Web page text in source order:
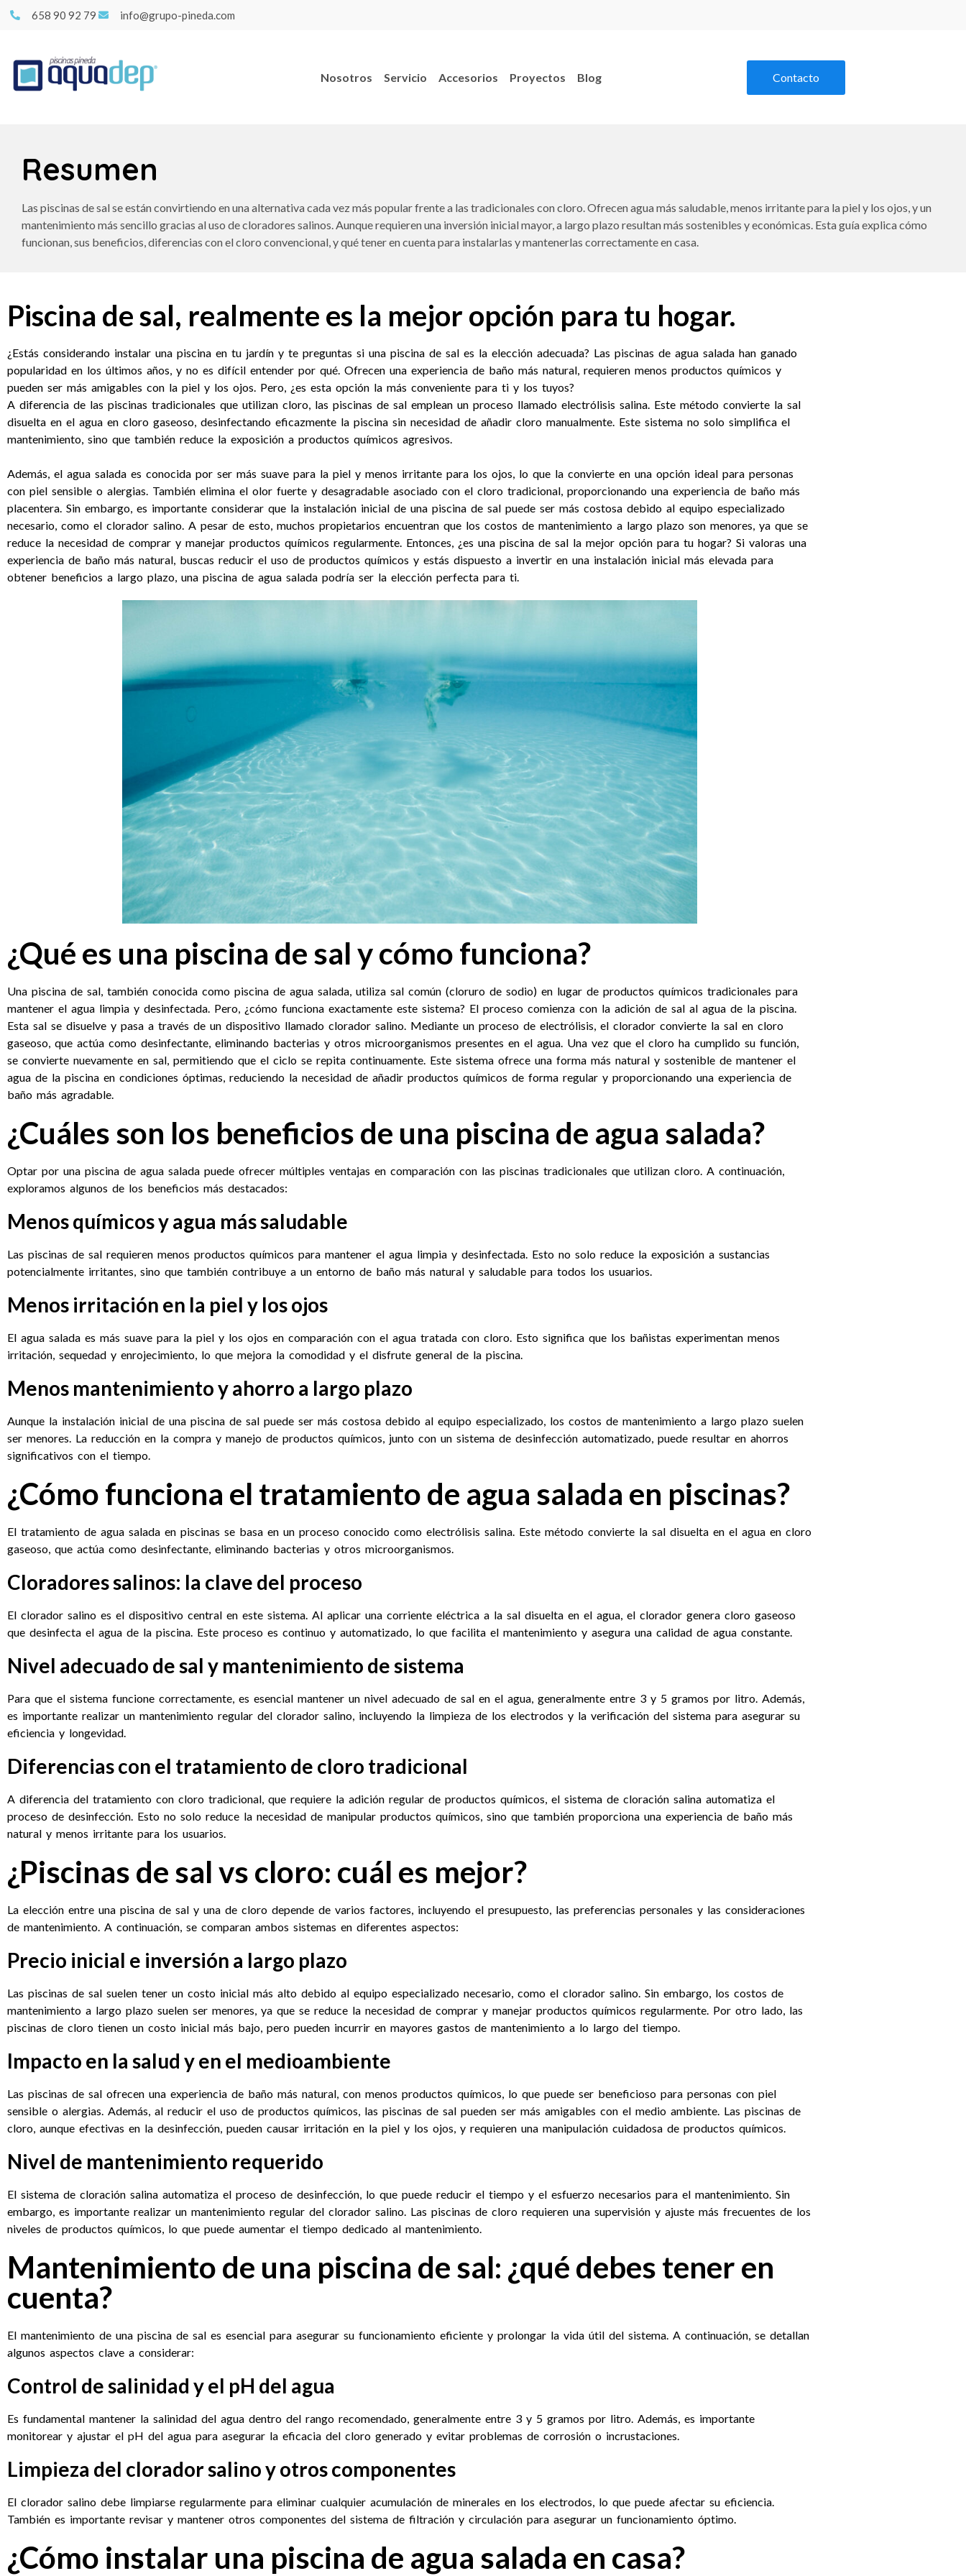
658 90 92 79 info@grupo-pineda.com
Nosotros Servicio Accesorios Proyectos Blog Contacto
Resumen
Las piscinas de sal se están convirtiendo en una alternativa cada vez más popular frente a las tradicionales con cloro. Ofrecen agua más saludable, menos irritante para la piel y los ojos, y un
mantenimiento más sencillo gracias al uso de cloradores salinos. Aunque requieren una inversión inicial mayor, a largo plazo resultan más sostenibles y económicas. Esta guía explica cómo
funcionan, sus beneficios, diferencias con el cloro convencional, y qué tener en cuenta para instalarlas y mantenerlas correctamente en casa.
Piscina de sal, realmente es la mejor opción para tu hogar.
¿Estás considerando instalar una piscina en tu jardín y te preguntas si una piscina de sal es la elección adecuada? Las piscinas de agua salada han ganado
popularidad en los últimos años, y no es difícil entender por qué. Ofrecen una experiencia de baño más natural, requieren menos productos químicos y
pueden ser más amigables con la piel y los ojos. Pero, ¿es esta opción la más conveniente para ti y los tuyos?
A diferencia de las piscinas tradicionales que utilizan cloro, las piscinas de sal emplean un proceso llamado electrólisis salina. Este método convierte la sal
disuelta en el agua en cloro gaseoso, desinfectando eficazmente la piscina sin necesidad de añadir cloro manualmente. Este sistema no solo simplifica el
mantenimiento, sino que también reduce la exposición a productos químicos agresivos.
Además, el agua salada es conocida por ser más suave para la piel y menos irritante para los ojos, lo que la convierte en una opción ideal para personas
con piel sensible o alergias. También elimina el olor fuerte y desagradable asociado con el cloro tradicional, proporcionando una experiencia de baño más
placentera. Sin embargo, es importante considerar que la instalación inicial de una piscina de sal puede ser más costosa debido al equipo especializado
necesario, como el clorador salino. A pesar de esto, muchos propietarios encuentran que los costos de mantenimiento a largo plazo son menores, ya que se
reduce la necesidad de comprar y manejar productos químicos regularmente. Entonces, ¿es una piscina de sal la mejor opción para tu hogar? Si valoras una
experiencia de baño más natural, buscas reducir el uso de productos químicos y estás dispuesto a invertir en una instalación inicial más elevada para
obtener beneficios a largo plazo, una piscina de agua salada podría ser la elección perfecta para ti.
¿Qué es una piscina de sal y cómo funciona?
Una piscina de sal, también conocida como piscina de agua salada, utiliza sal común (cloruro de sodio) en lugar de productos químicos tradicionales para
mantener el agua limpia y desinfectada. Pero, ¿cómo funciona exactamente este sistema? El proceso comienza con la adición de sal al agua de la piscina.
Esta sal se disuelve y pasa a través de un dispositivo llamado clorador salino. Mediante un proceso de electrólisis, el clorador convierte la sal en cloro
gaseoso, que actúa como desinfectante, eliminando bacterias y otros microorganismos presentes en el agua. Una vez que el cloro ha cumplido su función,
se convierte nuevamente en sal, permitiendo que el ciclo se repita continuamente. Este sistema ofrece una forma más natural y sostenible de mantener el
agua de la piscina en condiciones óptimas, reduciendo la necesidad de añadir productos químicos de forma regular y proporcionando una experiencia de
baño más agradable.
¿Cuáles son los beneficios de una piscina de agua salada?
Optar por una piscina de agua salada puede ofrecer múltiples ventajas en comparación con las piscinas tradicionales que utilizan cloro. A continuación,
exploramos algunos de los beneficios más destacados:
Menos químicos y agua más saludable
Las piscinas de sal requieren menos productos químicos para mantener el agua limpia y desinfectada. Esto no solo reduce la exposición a sustancias
potencialmente irritantes, sino que también contribuye a un entorno de baño más natural y saludable para todos los usuarios.
Menos irritación en la piel y los ojos
El agua salada es más suave para la piel y los ojos en comparación con el agua tratada con cloro. Esto significa que los bañistas experimentan menos
irritación, sequedad y enrojecimiento, lo que mejora la comodidad y el disfrute general de la piscina.
Menos mantenimiento y ahorro a largo plazo
Aunque la instalación inicial de una piscina de sal puede ser más costosa debido al equipo especializado, los costos de mantenimiento a largo plazo suelen
ser menores. La reducción en la compra y manejo de productos químicos, junto con un sistema de desinfección automatizado, puede resultar en ahorros
significativos con el tiempo.
¿Cómo funciona el tratamiento de agua salada en piscinas?
El tratamiento de agua salada en piscinas se basa en un proceso conocido como electrólisis salina. Este método convierte la sal disuelta en el agua en cloro
gaseoso, que actúa como desinfectante, eliminando bacterias y otros microorganismos.
Cloradores salinos: la clave del proceso
El clorador salino es el dispositivo central en este sistema. Al aplicar una corriente eléctrica a la sal disuelta en el agua, el clorador genera cloro gaseoso
que desinfecta el agua de la piscina. Este proceso es continuo y automatizado, lo que facilita el mantenimiento y asegura una calidad de agua constante.
Nivel adecuado de sal y mantenimiento de sistema
Para que el sistema funcione correctamente, es esencial mantener un nivel adecuado de sal en el agua, generalmente entre 3 y 5 gramos por litro. Además,
es importante realizar un mantenimiento regular del clorador salino, incluyendo la limpieza de los electrodos y la verificación del sistema para asegurar su
eficiencia y longevidad.
Diferencias con el tratamiento de cloro tradicional
A diferencia del tratamiento con cloro tradicional, que requiere la adición regular de productos químicos, el sistema de cloración salina automatiza el
proceso de desinfección. Esto no solo reduce la necesidad de manipular productos químicos, sino que también proporciona una experiencia de baño más
natural y menos irritante para los usuarios.
¿Piscinas de sal vs cloro: cuál es mejor?
La elección entre una piscina de sal y una de cloro depende de varios factores, incluyendo el presupuesto, las preferencias personales y las consideraciones
de mantenimiento. A continuación, se comparan ambos sistemas en diferentes aspectos:
Precio inicial e inversión a largo plazo
Las piscinas de sal suelen tener un costo inicial más alto debido al equipo especializado necesario, como el clorador salino. Sin embargo, los costos de
mantenimiento a largo plazo suelen ser menores, ya que se reduce la necesidad de comprar y manejar productos químicos regularmente. Por otro lado, las
piscinas de cloro tienen un costo inicial más bajo, pero pueden incurrir en mayores gastos de mantenimiento a lo largo del tiempo.
Impacto en la salud y en el medioambiente
Las piscinas de sal ofrecen una experiencia de baño más natural, con menos productos químicos, lo que puede ser beneficioso para personas con piel
sensible o alergias. Además, al reducir el uso de productos químicos, las piscinas de sal pueden ser más amigables con el medio ambiente. Las piscinas de
cloro, aunque efectivas en la desinfección, pueden causar irritación en la piel y los ojos, y requieren una manipulación cuidadosa de productos químicos.
Nivel de mantenimiento requerido
El sistema de cloración salina automatiza el proceso de desinfección, lo que puede reducir el tiempo y el esfuerzo necesarios para el mantenimiento. Sin
embargo, es importante realizar un mantenimiento regular del clorador salino. Las piscinas de cloro requieren una supervisión y ajuste más frecuentes de los
niveles de productos químicos, lo que puede aumentar el tiempo dedicado al mantenimiento.
Mantenimiento de una piscina de sal: ¿qué debes tener en
cuenta?
El mantenimiento de una piscina de sal es esencial para asegurar su funcionamiento eficiente y prolongar la vida útil del sistema. A continuación, se detallan
algunos aspectos clave a considerar:
Control de salinidad y el pH del agua
Es fundamental mantener la salinidad del agua dentro del rango recomendado, generalmente entre 3 y 5 gramos por litro. Además, es importante
monitorear y ajustar el pH del agua para asegurar la eficacia del cloro generado y evitar problemas de corrosión o incrustaciones.
Limpieza del clorador salino y otros componentes
El clorador salino debe limpiarse regularmente para eliminar cualquier acumulación de minerales en los electrodos, lo que puede afectar su eficiencia.
También es importante revisar y mantener otros componentes del sistema de filtración y circulación para asegurar un funcionamiento óptimo.
¿Cómo instalar una piscina de agua salada en casa?